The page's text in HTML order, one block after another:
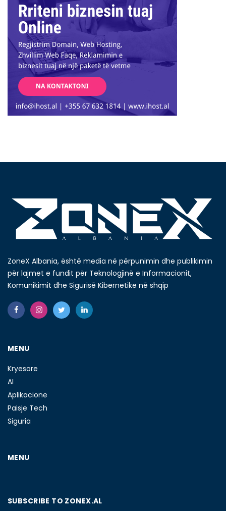
ZoneX Albania, është media në përpunimin dhe publikimin
për lajmet e fundit për Teknologjinë e Informacionit,
Komunikimit dhe Sigurisë Kibernetike në shqip
MENU
Kryesore
AI
Aplikacione
Paisje Tech
Siguria
MENU
SUBSCRIBE TO ZONEX.AL